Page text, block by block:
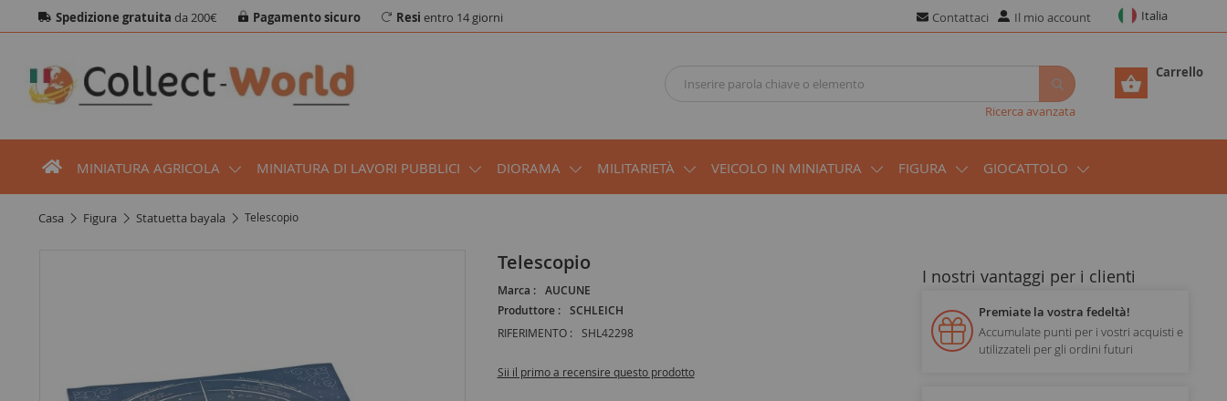
Spedizione gratuita da 200€ Pagamento sicuro Resi entro 14 giorni Contattaci Il mio account Italia
Carrello
Ricerca avanzata
MINIATURA AGRICOLA MINIATURA DI LAVORI PUBBLICI DIORAMA MILITARIETÀ VEICOLO IN MINIATURA FIGURA GIOCATTOLO
casa figura statuetta bayala Telescopio
Telescopio
Marca :
AUCUNE
Produttore :
SCHLEICH
RIFERIMENTO : SHL42298
Sii il primo a recensire questo prodotto
I nostri vantaggi per i clienti
Premiate la vostra fedeltà!
Accumulate punti per i vostri acquisti e
utilizzateli per gli ordini futuri